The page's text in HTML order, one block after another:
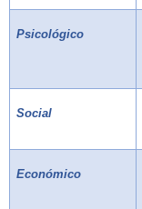
Psicológico
Social
Económico